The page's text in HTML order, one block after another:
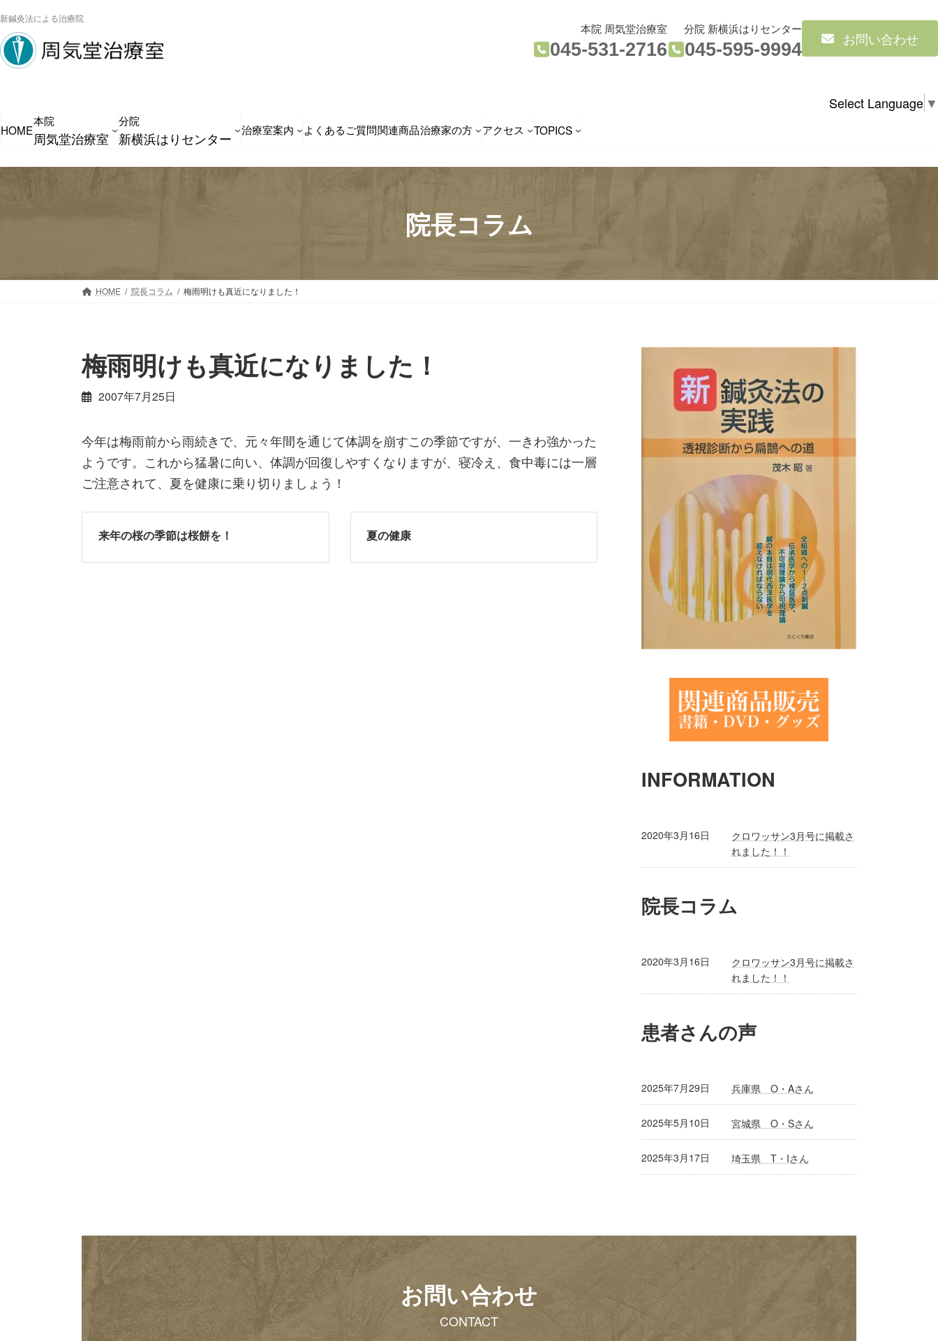
ン
テ
ン
キ
ビ
ゲ
ー
に
新鍼灸法による治療院
本院 周気堂治療室
045-531-2716
分院 新横浜はりセンター
045-595-9994
お問い合わせ
Select Language ▼
HOME
本院
周気堂治療室
分院
新横浜はりセンター 治療室案内 よくあるご質問関連商品治療家の方 アクセス TOPICS
院長コラム
HOME 院長コラム 梅雨明けも真近になりました！
梅雨明けも真近になりました！
2007年7月25日
今年は梅雨前から雨続きで、元々年間を通じて体調を崩すこの季節ですが、一きわ強かった
ようです。これから猛暑に向い、体調が回復しやすくなりますが、寝冷え、食中毒には一層
ご注意されて、夏を健康に乗り切りましょう！
来年の桜の季節は桜餅を！ 夏の健康
INFORMATION
2020年3月16日
クロワッサン3月号に掲載さ
れました！！
院長コラム
2020年3月16日
クロワッサン3月号に掲載さ
れました！！
患者さんの声
2025年7月29日 兵庫県 O・Aさん
2025年5月10日 宮城県 O・Sさん
2025年3月17日 埼玉県 T・Iさん
お問い合わせ
CONTACT